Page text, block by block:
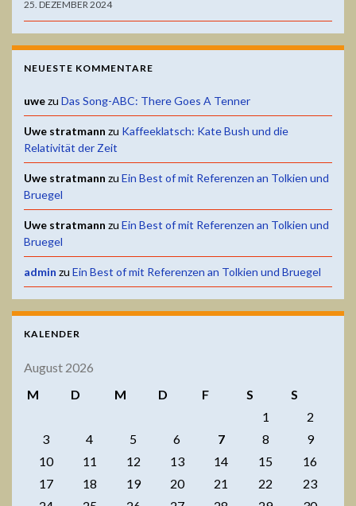
25. DEZEMBER 2024
NEUESTE KOMMENTARE
uwezu Das Song-ABC: There Goes A Tenner
Uwe stratmann zu Kaffeeklatsch: Kate Bush und die
Relativität der Zeit
Uwe stratmann zu Ein Best of mit Referenzen an Tolkien und
Bruegel
Uwe stratmann zu Ein Best of mit Referenzen an Tolkien und
Bruegel
admin zu Ein Best of mit Referenzen an Tolkien und Bruegel
KALENDER
August 2026
M
D M D F S
S
1
2
3
4 5 6 7 8
9
10
11 12 13 14 15
16
17
18 19 20 21 22
23